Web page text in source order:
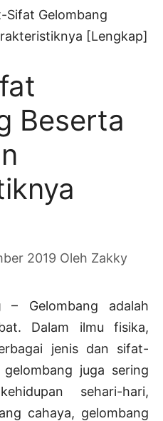
Sifat Gelombang
[Lengkap]
Beserta
2019 Oleh Zakky
– Gelombang adalah
Dalam ilmu fisika,
jenis dan sifat-
juga sering
sehari-hari,
cahaya, gelombang